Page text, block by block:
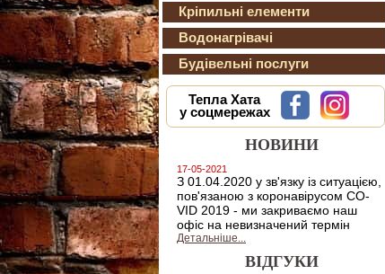
Кріпильні елементи
Водонагрівачі
Будівельні послуги
Тепла Хата
у соцмережах
НОВИНИ
17-05-2021
З 01.04.2020 у зв'язку із ситуацією,
пов'язаною з коронавірусом CO-
VID 2019 - ми закриваємо наш
офіс на невизначений термін
Детальніше...
ВІДГУКИ